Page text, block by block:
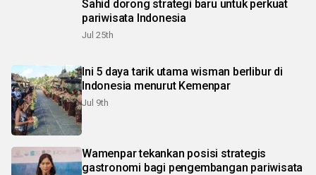
Sahid dorong strategi baru untuk perkuat
pariwisata Indonesia
Jul 25th
Ini 5 daya tarik utama wisman berlibur di
Indonesia menurut Kemenpar
Jul 9th
Wamenpar tekankan posisi strategis
gastronomi bagi pengembangan pariwisata